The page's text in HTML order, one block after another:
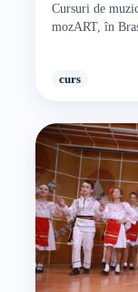
Cursuri de
mozART, în
curs